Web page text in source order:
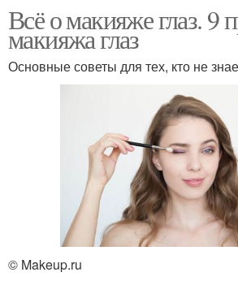
Всё о макияже глаз. 9
макияжа глаз
Основные советы для тех, кто не
© Makeup.ru